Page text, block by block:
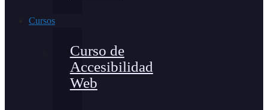
Cursos
Curso de
Accesibilidad
Web